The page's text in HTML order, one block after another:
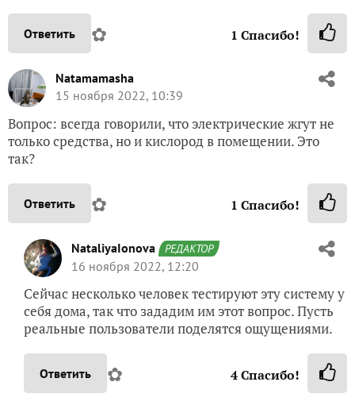
Ответить ✿ 1 Спасибо!
Natamamasha
15 ноября 2022, 10:39
Вопрос: всегда говорили, что электрические жгут не
только средства, но и кислород в помещении. Это
так?
Ответить ✿ 1 Спасибо!
NataliyaIonova РЕДАКТОР
16 ноября 2022, 12:20
Сейчас несколько человек тестируют эту систему у
себя дома, так что зададим им этот вопрос. Пусть
реальные пользователи поделятся ощущениями.
Ответить ✿ 4Спасибо!